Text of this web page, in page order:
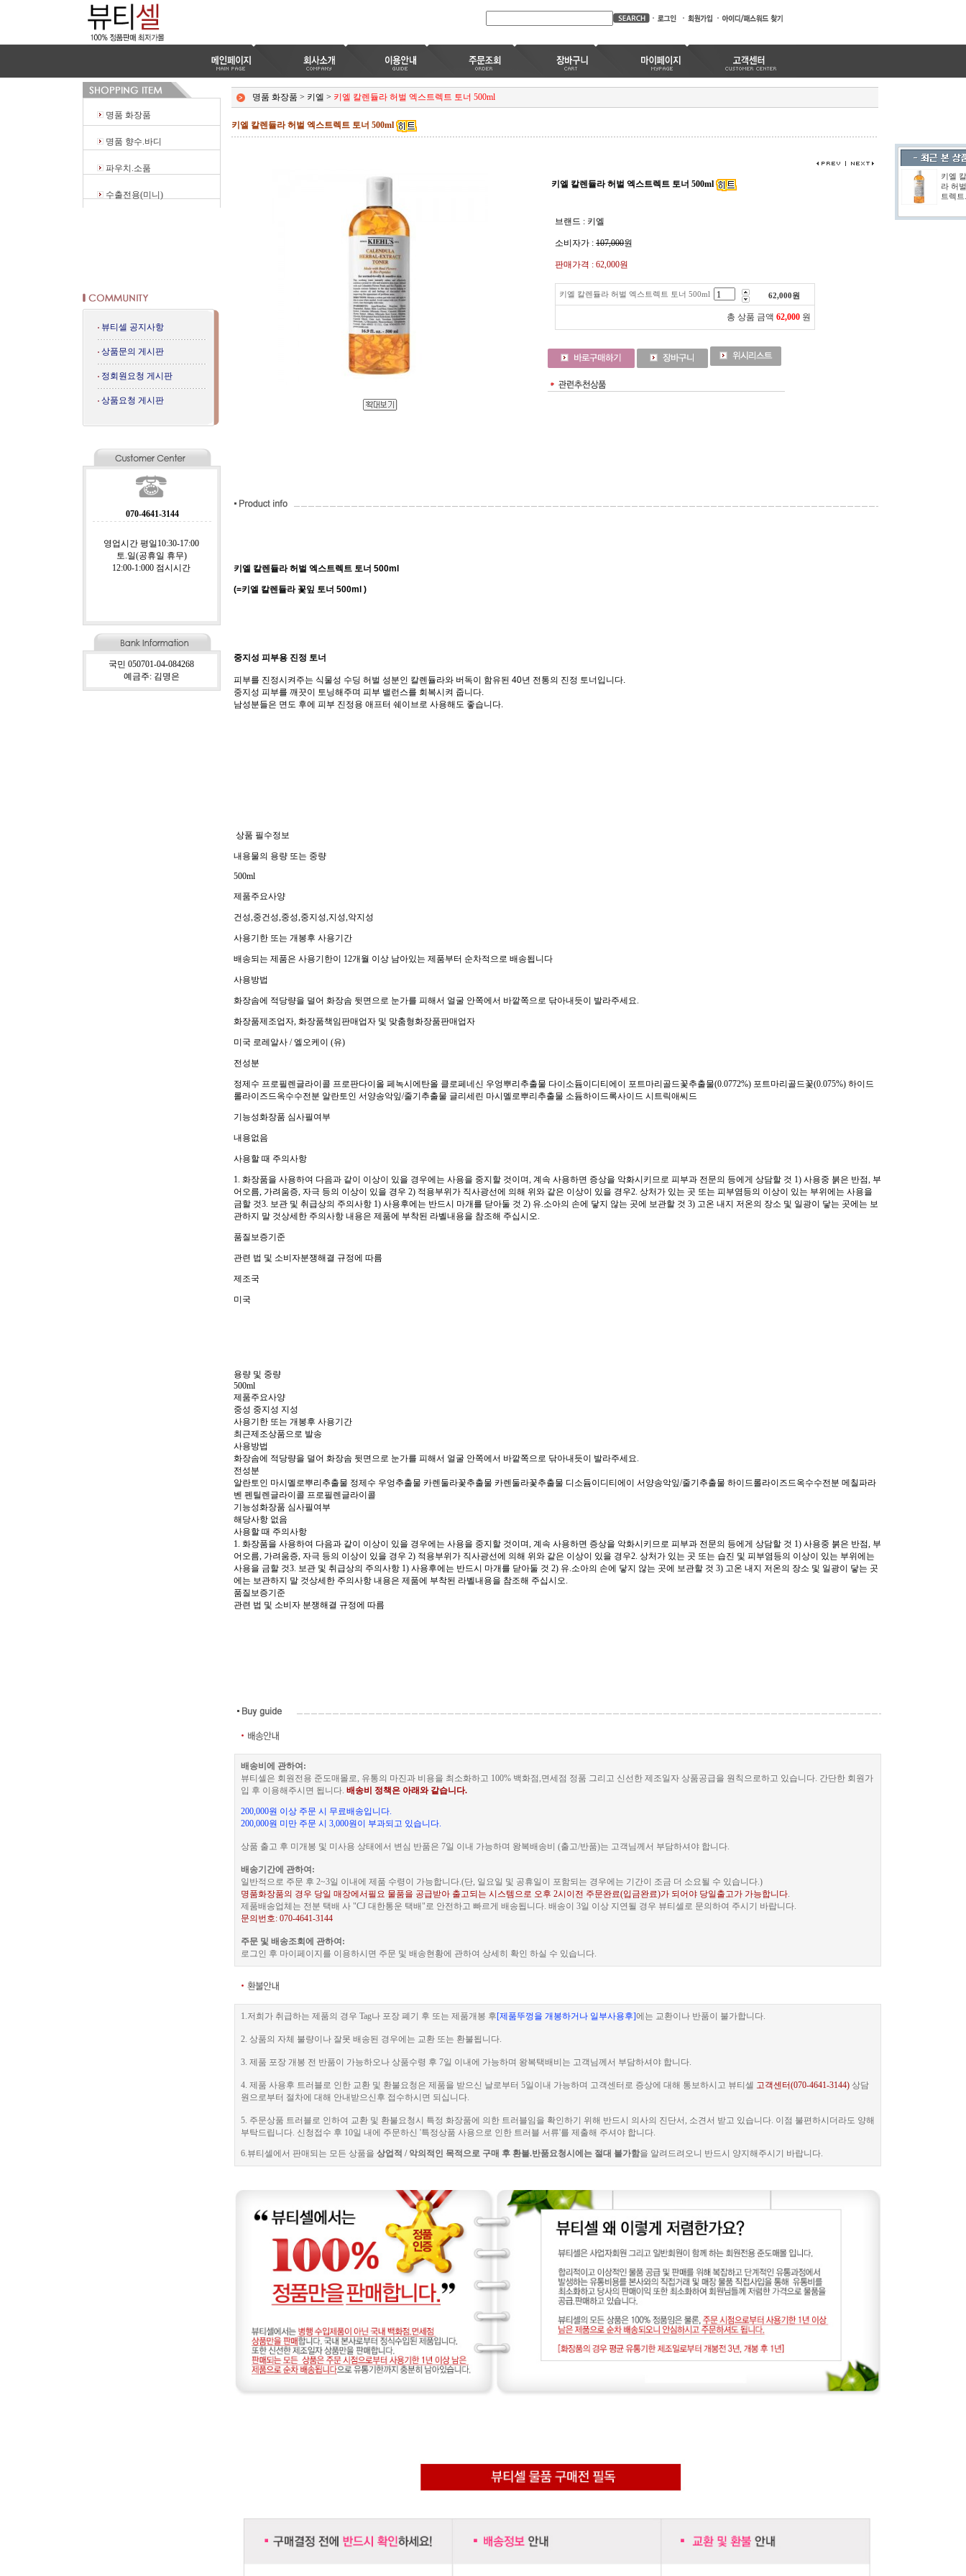
명품 화장품
명품 향수.바디
파우치.소품
수출전용(미니)
뷰티셀 공지사항
상품문의 게시판
정회원요청 게시판
상품요청 게시판
070-4641-3144
영업시간 평일10:30-17:00
토.일(공휴일 휴무)
12:00-1:000 점시시간
국민 050701-04-084268
예금주: 김명은
명품 화장품 > 키엘 > 키엘 칼렌듈라 허벌 엑스트렉트 토너 500ml
키엘 칼렌듈라 허벌 엑스트렉트 토너 500ml
키엘 칼렌듈라 허벌 엑스트렉트 토너 500ml
브랜드 : 키엘
소비자가 : 107,000원
판매가격 : 62,000원
키엘 칼렌듈라 허벌 엑스트렉트 토너 500ml 62,000원
총 상품 금액 62,000 원
키엘 칼렌듈라 허벌 엑스트렉트 토너 500ml
(=키엘 칼렌듈라 꽃잎 토너 500ml )
중지성 피부용 진정 토너
피부를 진정시켜주는 식물성 수딩 허벌 성분인 칼렌듈라와 버독이 함유된 40년 전통의 진정 토너입니다.
중지성 피부를 깨끗이 토닝해주며 피부 밸런스를 회복시켜 줍니다.
남성분들은 면도 후에 피부 진정용 애프터 쉐이브로 사용해도 좋습니다.
상품 필수정보
내용물의 용량 또는 중량
500ml
제품주요사양
건성,중건성,중성,중지성,지성,악지성
사용기한 또는 개봉후 사용기간
배송되는 제품은 사용기한이 12개월 이상 남아있는 제품부터 순차적으로 배송됩니다
사용방법
화장솜에 적당량을 덜어 화장솜 뒷면으로 눈가를 피해서 얼굴 안쪽에서 바깥쪽으로 닦아내듯이 발라주세요.
화장품제조업자, 화장품책임판매업자 및 맞춤형화장품판매업자
미국 로레알사 / 엘오케이 (유)
전성분
정제수 프로필렌글라이콜 프로판다이올 페녹시에탄올 클로페네신 우엉뿌리추출물 다이소듐이디티에이 포트마리골드꽃추출물(0.0772%) 포트마리골드꽃(0.075%) 하이드
롤라이즈드옥수수전분 알란토인 서양송악잎/줄기추출물 글리세린 마시멜로뿌리추출물 소듐하이드록사이드 시트릭애씨드
기능성화장품 심사필여부
내용없음
사용할 때 주의사항
1. 화장품을 사용하여 다음과 같이 이상이 있을 경우에는 사용을 중지할 것이며, 계속 사용하면 증상을 악화시키므로 피부과 전문의 등에게 상담할 것 1) 사용중 붉은 반점, 부
어오름, 가려움증, 자극 등의 이상이 있을 경우 2) 적용부위가 직사광선에 의해 위와 같은 이상이 있을 경우2. 상처가 있는 곳 또는 피부염등의 이상이 있는 부위에는 사용을
금할 것3. 보관 및 취급상의 주의사항 1) 사용후에는 반드시 마개를 닫아둘 것 2) 유.소아의 손에 닿지 않는 곳에 보관할 것 3) 고온 내지 저온의 장소 및 일광이 닿는 곳에는 보
관하지 말 것상세한 주의사항 내용은 제품에 부착된 라벨내용을 참조해 주십시오.
품질보증기준
관련 법 및 소비자분쟁해결 규정에 따름
제조국
미국
용량 및 중량
500ml
제품주요사양
중성 중지성 지성
사용기한 또는 개봉후 사용기간
최근제조상품으로 발송
사용방법
화장솜에 적당량을 덜어 화장솜 뒷면으로 눈가를 피해서 얼굴 안쪽에서 바깥쪽으로 닦아내듯이 발라주세요.
전성분
알란토인 마시멜로뿌리추출물 정제수 우엉추출물 카렌둘라꽃추출물 카렌둘라꽃추출물 디소듐이디티에이 서양송악잎/줄기추출물 하이드롤라이즈드옥수수전분 메칠파라
벤 펜틸렌글라이콜 프로필렌글라이콜
기능성화장품 심사필여부
해당사항 없음
사용할 때 주의사항
1. 화장품을 사용하여 다음과 같이 이상이 있을 경우에는 사용을 중지할 것이며, 계속 사용하면 증상을 악화시키므로 피부과 전문의 등에게 상담할 것 1) 사용중 붉은 반점, 부
어오름, 가려움증, 자극 등의 이상이 있을 경우 2) 적용부위가 직사광선에 의해 위와 같은 이상이 있을 경우2. 상처가 있는 곳 또는 습진 및 피부염등의 이상이 있는 부위에는
사용을 금할 것3. 보관 및 취급상의 주의사항 1) 사용후에는 반드시 마개를 닫아둘 것 2) 유.소아의 손에 닿지 않는 곳에 보관할 것 3) 고온 내지 저온의 장소 및 일광이 닿는 곳
에는 보관하지 말 것상세한 주의사항 내용은 제품에 부착된 라벨내용을 참조해 주십시오.
품질보증기준
관련 법 및 소비자 분쟁해결 규정에 따름
배송비에 관하여:
뷰티셀은 회원전용 준도매몰로, 유통의 마진과 비용을 최소화하고 100% 백화점,면세점 정품 그리고 신선한 제조일자 상품공급을 원칙으로하고 있습니다. 간단한 회원가
입 후 이용해주시면 됩니다. 배송비 정책은 아래와 같습니다.
200,000원 이상 주문 시 무료배송입니다.
200,000원 미만 주문 시 3,000원이 부과되고 있습니다.
상품 출고 후 미개봉 및 미사용 상태에서 변심 반품은 7일 이내 가능하며 왕복배송비 (출고/반품)는 고객님께서 부담하셔야 합니다.
배송기간에 관하여:
일반적으로 주문 후 2~3일 이내에 제품 수령이 가능합니다.(단, 일요일 및 공휴일이 포함되는 경우에는 기간이 조금 더 소요될 수 있습니다.)
명품화장품의 경우 당일 매장에서필요 물품을 공급받아 출고되는 시스템으로 오후 2시이전 주문완료(입금완료)가 되어야 당일출고가 가능합니다.
제품배송업체는 전분 택배 사 "CJ 대한통운 택배"로 안전하고 빠르게 배송됩니다. 배송이 3일 이상 지연될 경우 뷰티셀로 문의하여 주시기 바랍니다.
문의번호: 070-4641-3144
주문 및 배송조회에 관하여:
로그인 후 마이페이지를 이용하시면 주문 및 배송현황에 관하여 상세히 확인 하실 수 있습니다.
1.저희가 취급하는 제품의 경우 Tag나 포장 폐기 후 또는 제품개봉 후[제품뚜껑을 개봉하거나 일부사용후]에는 교환이나 반품이 불가합니다.
2. 상품의 자체 불량이나 잘못 배송된 경우에는 교환 또는 환불됩니다.
3. 제품 포장 개봉 전 반품이 가능하오나 상품수령 후 7일 이내에 가능하며 왕복택배비는 고객님께서 부담하셔야 합니다.
4. 제품 사용후 트러블로 인한 교환 및 환불요청은 제품을 받으신 날로부터 5일이내 가능하며 고객센터로 증상에 대해 통보하시고 뷰티셀 고객센터(070-4641-3144)상담
원으로부터 절차에 대해 안내받으신후 접수하시면 되십니다.
5. 주문상품 트러블로 인하여 교환 및 환불요청시 특정 화장품에 의한 트러블임을 확인하기 위해 반드시 의사의 진단서, 소견서 받고 있습니다. 이점 불편하시더라도 양해
부탁드립니다. 신청접수 후 10일 내에 주문하신 '특정상품 사용으로 인한 트러블 서류'를 제출해 주셔야 합니다.
6.뷰티셀에서 판매되는 모든 상품을 상업적 / 악의적인 목적으로 구매 후 환불.반품요청시에는 절대 불가함을 알려드려오니 반드시 양지해주시기 바랍니다.
키엘
라 허
트렉트